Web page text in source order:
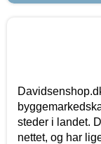
steder i landet.
nettet, og har